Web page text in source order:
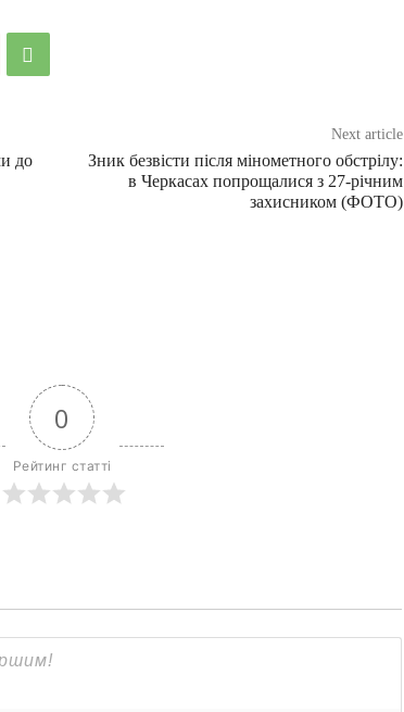
до
Next article
Зник безвісти після мінометного обстрілу:
в Черкасах попрощалися з 27-річним
захисником (ФОТО)
0
Рейтинг статті